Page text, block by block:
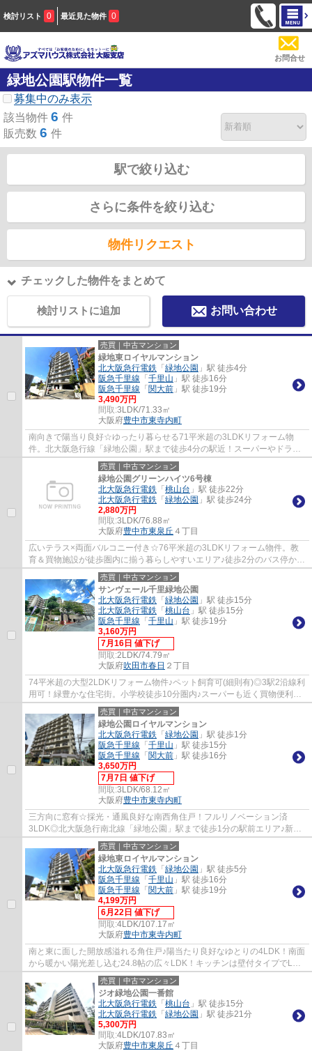
検討リスト 0 最近見た物件 0
お問合せ
緑地公園駅物件一覧
募集中のみ表示
該当物件 6 件
販売数 6 件
駅で絞り込む
さらに条件を絞り込む
物件リクエスト
チェックした物件をまとめて
検討リストに追加 お問い合わせ
売買｜中古マンション
緑地東ロイヤルマンション
北大阪急行電鉄 「 緑地公園 」駅 徒歩4分
阪急千里線 「 千里山 」駅 徒歩16分
阪急千里線 「 関大前 」駅 徒歩19分
3,490万円
間取:3LDK/71.33㎡
大阪府豊中市東寺内町
南向きで陽当り良好☆ゆったり暮らせる71平米超の3LDKリフォーム物
件。北大阪急行線「緑地公園」駅まで徒歩4分の駅近！スーパーやドラッ
グストアなどが近くお買物ラクラク♪リビングに隣...
売買｜中古マンション
緑地公園グリーンハイツ6号棟
北大阪急行電鉄 「 桃山台 」駅 徒歩22分
北大阪急行電鉄 「 緑地公園 」駅 徒歩24分
2,880万円
間取:3LDK/76.88㎡
大阪府豊中市東泉丘 ４丁目
広いテラス×両面バルコニー付き☆76平米超の3LDKリフォーム物件。教
育＆買物施設が徒歩圏内に揃う暮らしやすいエリア♪徒歩2分のバス停から
「桃山台」駅へ繋がるバス路線も充実。総戸数3...
売買｜中古マンション
サンヴェール千里緑地公園
北大阪急行電鉄 「 緑地公園 」駅 徒歩15分
北大阪急行電鉄 「 桃山台 」駅 徒歩15分
阪急千里線 「 千里山 」駅 徒歩19分
3,160万円
7月16日 値下げ
間取:2LDK/74.79㎡
大阪府吹田市春日 ２丁目
74平米超の大型2LDKリフォーム物件♪ペット飼育可(細則有)◎3駅2沿線利
用可！緑豊かな住宅街。小学校徒歩10分圏内♪スーパーも近く買物便利！
総戸数252戸の大規模マンション！明るく開放...
売買｜中古マンション
緑地公園ロイヤルマンション
北大阪急行電鉄 「 緑地公園 」駅 徒歩1分
阪急千里線 「 千里山 」駅 徒歩15分
阪急千里線 「 関大前 」駅 徒歩16分
3,650万円
7月7日 値下げ
間取:3LDK/68.12㎡
大阪府豊中市東寺内町
三方向に窓有☆採光・通風良好な南西角住戸！フルリノベーション済
3LDK◎北大阪急行南北線「緑地公園」駅まで徒歩1分の駅前エリア♪新御
堂筋に近く、お車での移動もスムーズ！小学校や公...
売買｜中古マンション
緑地東ロイヤルマンション
北大阪急行電鉄 「 緑地公園 」駅 徒歩5分
阪急千里線 「 千里山 」駅 徒歩16分
阪急千里線 「 関大前 」駅 徒歩19分
4,199万円
6月22日 値下げ
間取:4LDK/107.17㎡
大阪府豊中市東寺内町
南と東に面した開放感溢れる角住戸♪陽当たり良好なゆとりの4LDK！南面
から暖かい陽光差し込む24.8帖の広々LDK！キッチンは壁付タイプでLD
空間を有効的にご活用OK◎リビングには扉で仕切...
売買｜中古マンション
ジオ緑地公園一番館
北大阪急行電鉄 「 桃山台 」駅 徒歩15分
北大阪急行電鉄 「 緑地公園 」駅 徒歩21分
5,300万円
間取:4LDK/107.83㎡
大阪府豊中市東泉丘 ４丁目